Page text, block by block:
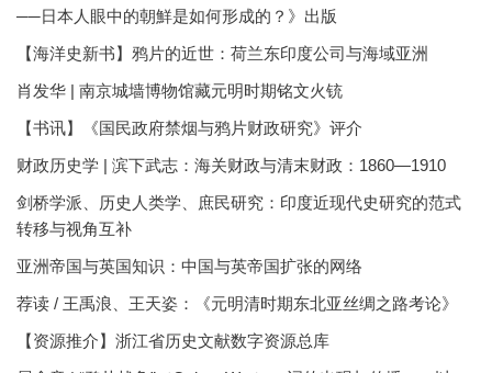
──日本人眼中的朝鮮是如何形成的？》出版
【海洋史新书】鸦片的近世：荷兰东印度公司与海域亚洲
肖发华 | 南京城墙博物馆藏元明时期铭文火铳
【书讯】《国民政府禁烟与鸦片财政研究》评介
财政历史学 | 滨下武志：海关财政与清末财政：1860—1910
剑桥学派、历史人类学、庶民研究：印度近现代史研究的范式
转移与视角互补
亚洲帝国与英国知识：中国与英帝国扩张的网络
荐读 / 王禹浪、王天姿：《元明清时期东北亚丝绸之路考论》
【资源推介】浙江省历史文献数字资源总库